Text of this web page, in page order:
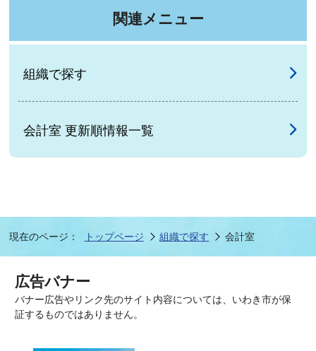
関連メニュー
組織で探す
会計室 更新順情報一覧
現在のページ： トップページ 組織で探す 会計室
広告バナー
バナー広告やリンク先のサイト内容については、いわき市が保
証するものではありません。